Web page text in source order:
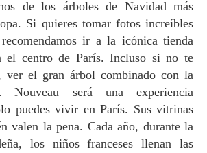
Si quieres tomar fotos increíbles
ir a la icónica tienda
el centro de París. Incluso si no te
ver el gran árbol combinado con la
Nouveau será una experiencia
puedes vivir en París. Sus vitrinas
valen la pena. Cada año, durante la
los niños franceses llenan las